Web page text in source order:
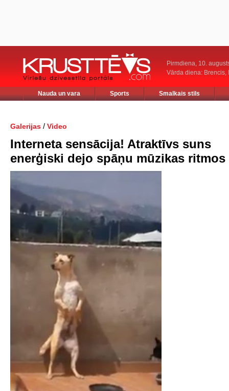
Pirmdiena, 10.
Vārda diena: Brencis,
Nauda un vara Sports Smalkais stils
Galerijas / Video
Interneta sensācija! Atraktīvs suns
enerģiski dejo spāņu mūzikas ritmos